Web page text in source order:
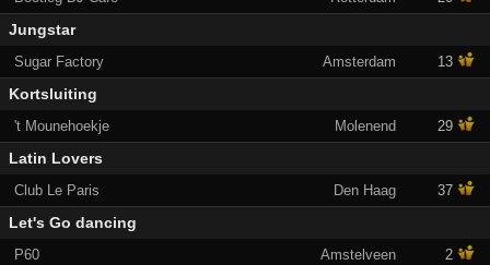
Jungstar
Sugar Factory Amsterdam 13
Kortsluiting
't Mounehoekje Molenend 29
Latin Lovers
Club Le Paris Den Haag 37
Let's Go dancing
P60 Amstelveen 2